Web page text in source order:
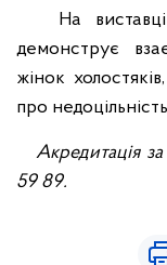
На виставці
демонструє
жінок
про
Акредитація
59 89.